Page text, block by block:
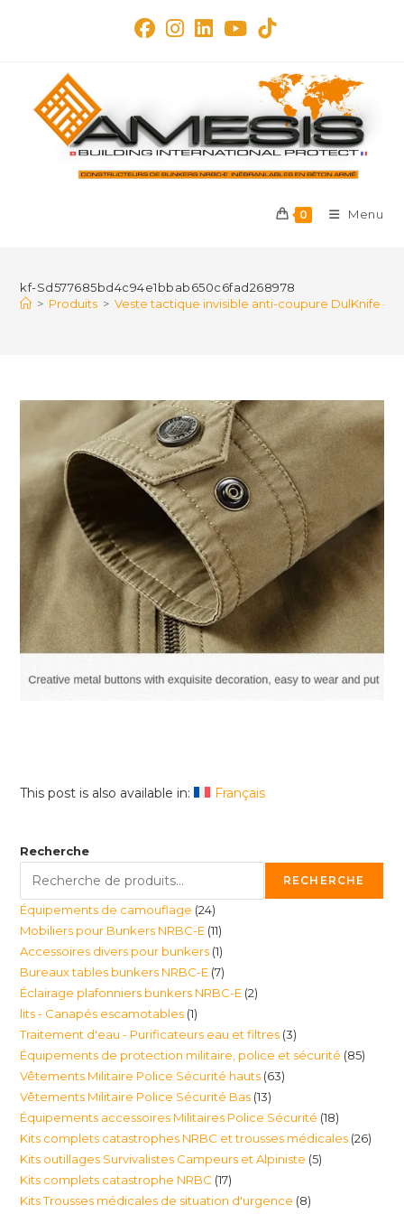
0 Menu
kf-Sd577685bd4c94e1bbab650c6fad268978
> Produits > Veste tactique invisible anti-coupure DulKnife
This post is also available in: Français
Recherche
RECHERCHE
Équipements de camouflage 2424
produits
Mobiliers pour Bunkers NRBC-E 1111
produits
Accessoires divers pour bunkers 11
produit
Bureaux tables bunkers NRBC-E 77
produits
Éclairage plafonniers bunkers NRBC-E 22
lits - Canapés escamotables 11
produit
Traitement d'eau - Purificateurs eau et filtres 33
produits
Équipements de protection militaire, police et sécurité 8585
Vêtements Militaire Police Sécurité hauts 6363
Vêtements Militaire Police Sécurité Bas 1313
produits
Équipements accessoires Militaires Police Sécurité 1818
produits
Kits complets catastrophes NRBC et trousses médicales 2626
Kits outillages Survivalistes Campeurs et Alpiniste 55
Kits complets catastrophe NRBC 1717
produits
Kits Trousses médicales de situation d'urgence 88